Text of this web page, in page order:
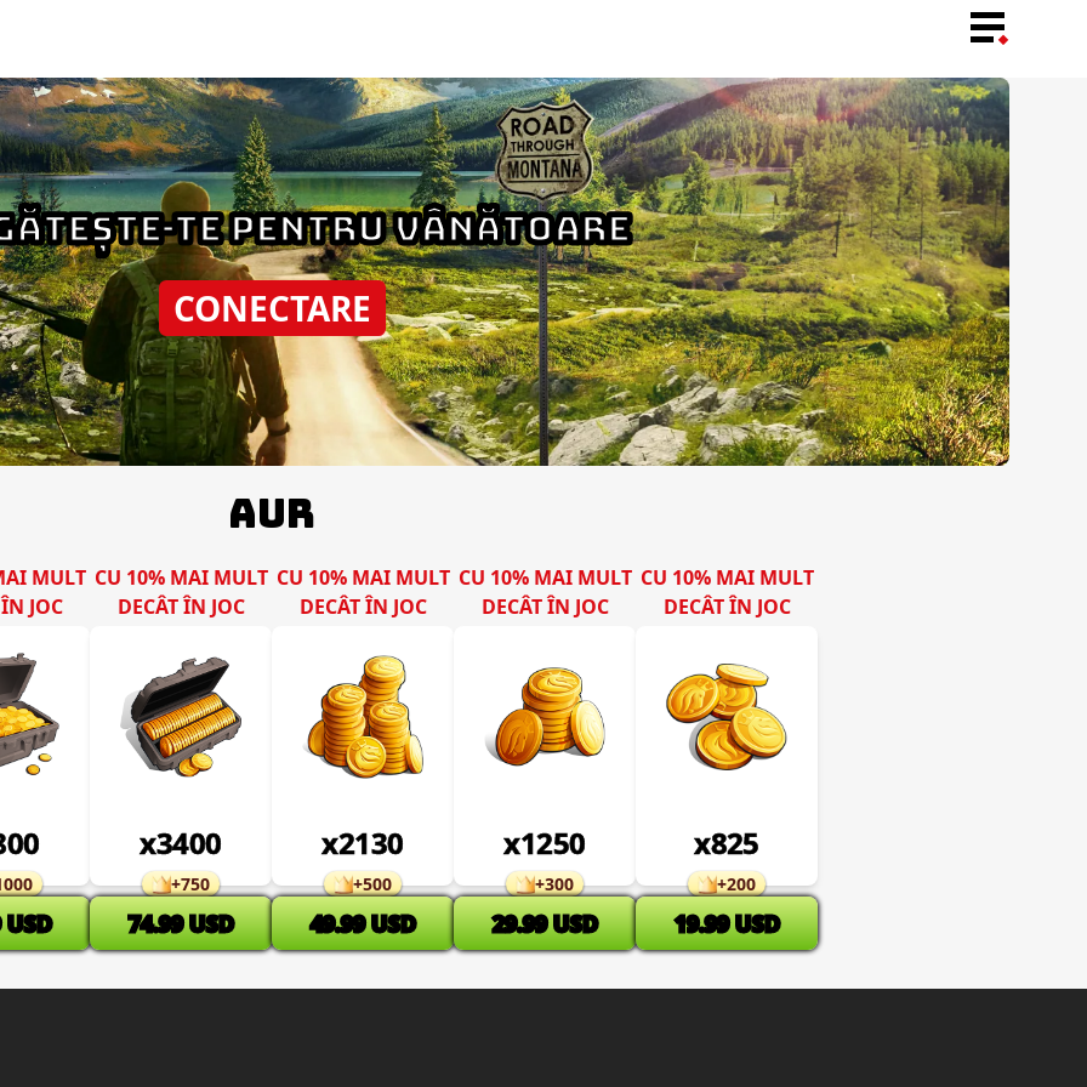
LIMBA
TE PENTRU VÂNĂTOARE
CONECTARE
AUR
MULT
JOC
USD
CU 10% MAI MULT
DECÂT ÎN JOC
x3400
+750
74.99 USD
CU 10% MAI MULT
DECÂT ÎN JOC
x2130
+500
49.99 USD
CU 10% MAI MULT
DECÂT ÎN JOC
x1250
+300
29.99 USD
CU 10% MAI MULT
DECÂT ÎN JOC
x825
+200
19.99 USD